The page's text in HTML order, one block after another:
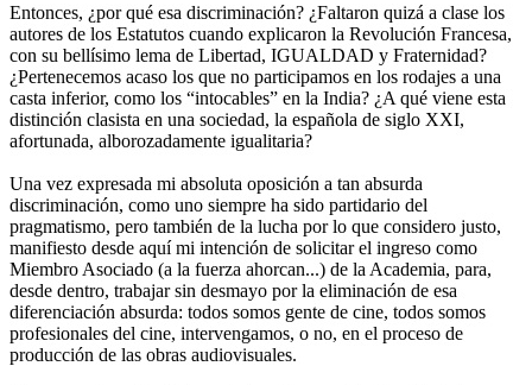
Entonces, ¿por qué esa discriminación? ¿Faltaron quizá a clase los
autores de los Estatutos cuando explicaron la Revolución Francesa,
con su bellísimo lema de Libertad, IGUALDAD y Fraternidad?
¿Pertenecemos acaso los que no participamos en los rodajes a una
casta inferior, como los “intocables” en la India? ¿A qué viene esta
distinción clasista en una sociedad, la española de siglo XXI,
afortunada, alborozadamente igualitaria?
Una vez expresada mi absoluta oposición a tan absurda
discriminación, como uno siempre ha sido partidario del
pragmatismo, pero también de la lucha por lo que considero justo,
manifiesto desde aquí mi intención de solicitar el ingreso como
Miembro Asociado (a la fuerza ahorcan...) de la Academia, para,
desde dentro, trabajar sin desmayo por la eliminación de esa
diferenciación absurda: todos somos gente de cine, todos somos
profesionales del cine, intervengamos, o no, en el proceso de
producción de las obras audiovisuales.